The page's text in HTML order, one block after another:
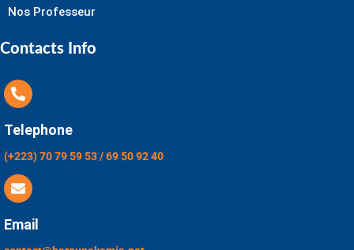
Nos Professeur
Contacts Info
Telephone
(+223) 70 79 59 53 / 69 50 92 40
Email